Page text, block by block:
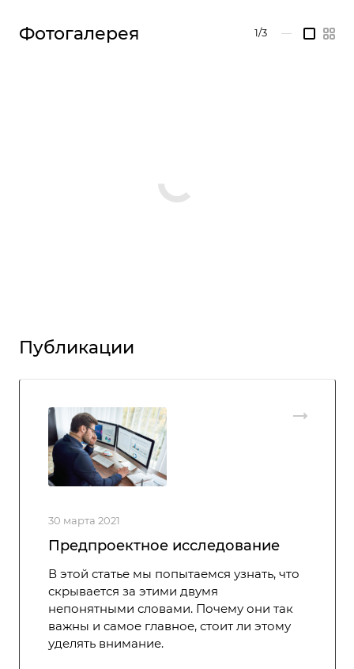
Фотогалерея 1/3 —
Публикации
30 марта 2021
Предпроектное исследование
В этой статье мы попытаемся узнать, что
скрывается за этими двумя
непонятными словами. Почему они так
важны и самое главное, стоит ли этому
уделять внимание.